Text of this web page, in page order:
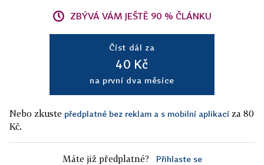
ZBÝVÁ VÁM JEŠTĚ 90 % ČLÁNKU
Číst dál za
40 Kč
na první dva měsíce
Nebo zkuste předplatné bez reklam a s mobilní aplikací za 80
Kč.
Máte již předplatné? Přihlaste se